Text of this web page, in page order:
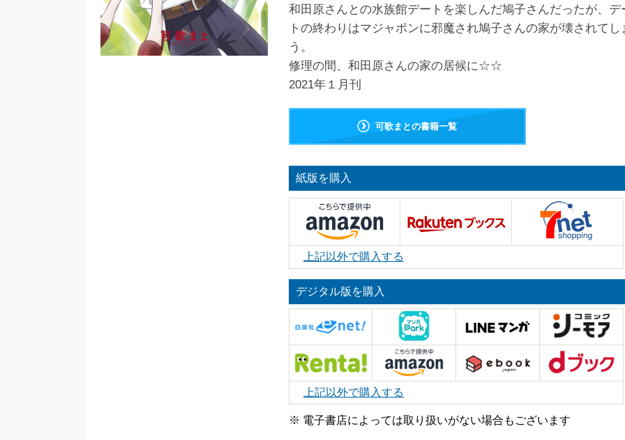
和田原さんとの水族館デートを楽しんだ鳩子さんだったが、デ
トの終わりはマジャポンに邪魔され鳩子さんの家が壊されてし
う。
修理の間、和田原さんの家の居候に☆☆
2021年１月刊
可歌まとの書籍一覧
紙版を購入
上記以外で購入する
デジタル版を購入
上記以外で購入する
※ 電子書店によっては取り扱いがない場合もございます